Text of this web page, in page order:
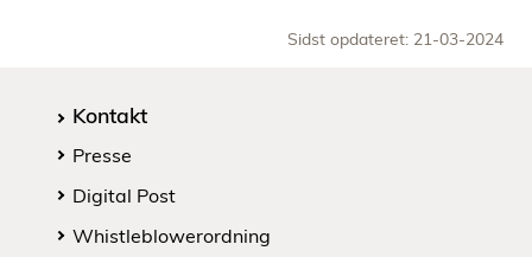
Sidst opdateret: 21-03-2024
Kontakt
Presse
Digital Post
Whistleblowerordning